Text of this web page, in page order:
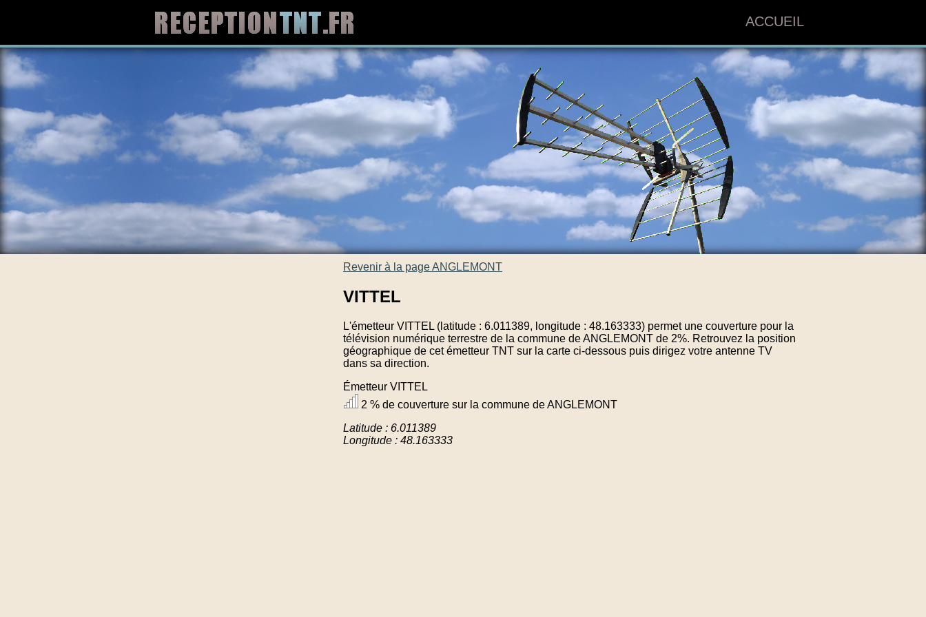
ACCUEIL
Revenir à la page ANGLEMONT
VITTEL
L'émetteur VITTEL (latitude : 6.011389, longitude : 48.163333) permet une couverture pour la
télévision numérique terrestre de la commune de ANGLEMONT de 2%. Retrouvez la position
géographique de cet émetteur TNT sur la carte ci-dessous puis dirigez votre antenne TV
dans sa direction.
Émetteur VITTEL
2 % de couverture sur la commune de ANGLEMONT
Latitude : 6.011389
Longitude : 48.163333